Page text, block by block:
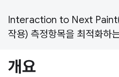
Interaction to Next Paint(
작용) 측정항목을 최적화하
개요